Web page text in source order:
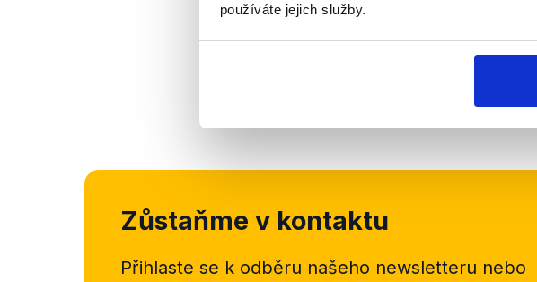
používáte jejich služby.
OVĚŘENO
Zůstaňme v kontaktu
Přihlaste se k odběru našeho newsletteru nebo